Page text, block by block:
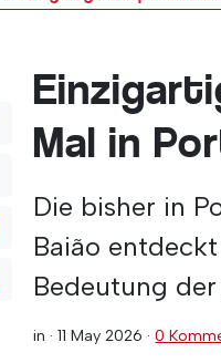
Mal in
Die bisher in
Baião
Bedeutung
in ·11 May 2026 ·0